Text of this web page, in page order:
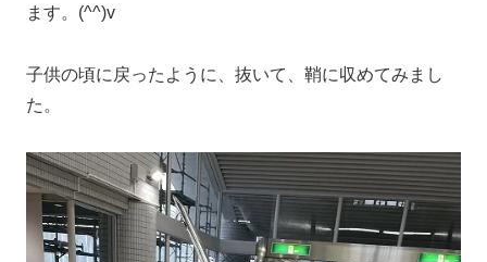
ます。(^^)v
子供の頃に戻ったように、抜いて、鞘に収めてみまし
た。